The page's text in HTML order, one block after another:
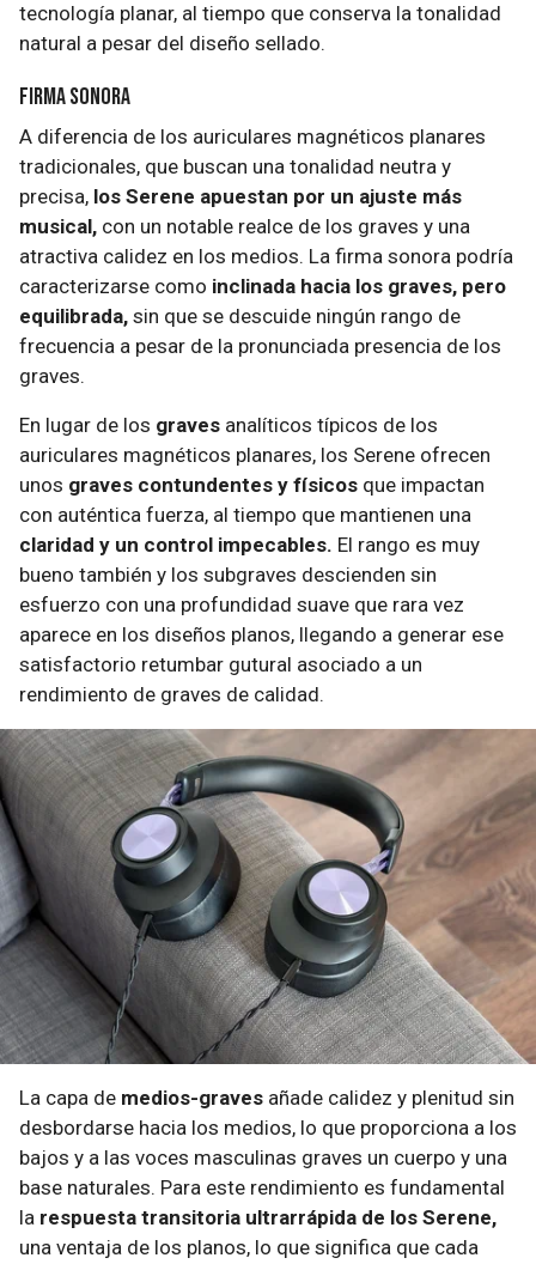
tecnología planar, al tiempo que conserva la tonalidad
natural a pesar del diseño sellado.
Firma sonora
A diferencia de los auriculares magnéticos planares
tradicionales, que buscan una tonalidad neutra y
precisa, los Serene apuestan por un ajuste más
musical, con un notable realce de los graves y una
atractiva calidez en los medios. La firma sonora podría
caracterizarse como inclinada hacia los graves, pero
equilibrada, sin que se descuide ningún rango de
frecuencia a pesar de la pronunciada presencia de los
graves.
En lugar de los graves analíticos típicos de los
auriculares magnéticos planares, los Serene ofrecen
unos graves contundentes y físicos que impactan
con auténtica fuerza, al tiempo que mantienen una
claridad y un control impecables. ​El rango es muy
bueno también y los subgraves descienden sin
esfuerzo con una profundidad suave que rara vez
aparece en los diseños planos, llegando a generar ese
satisfactorio retumbar gutural asociado a un
rendimiento de graves de calidad.
La capa de medios-graves añade calidez y plenitud sin
desbordarse hacia los medios, lo que proporciona a los
bajos y a las voces masculinas graves un cuerpo y una
base naturales. Para este rendimiento es fundamental
la respuesta transitoria ultrarrápida de los Serene,
una ventaja de los planos, lo que significa que cada